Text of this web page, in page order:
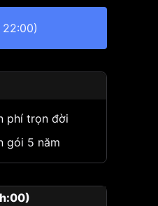
phí trọn đời
gói 5 năm